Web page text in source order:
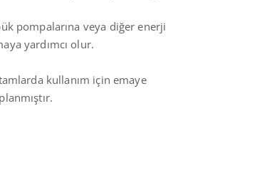
pompalarına veya diğer enerji
yardımcı olur.
kullanım için emaye